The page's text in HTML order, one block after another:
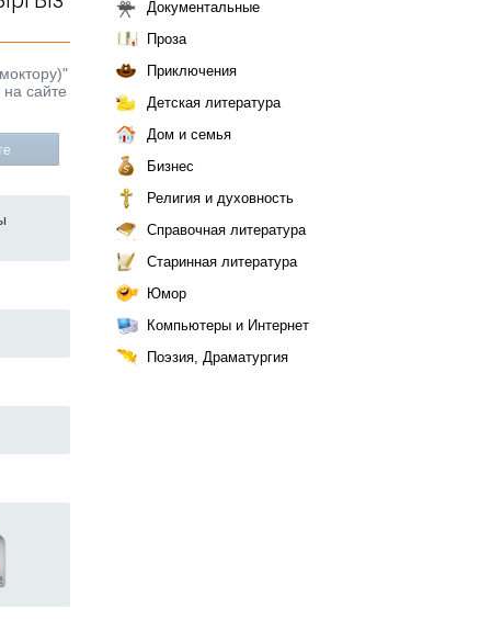
сайте
Документальные
Проза
Приключения
Детская литература
Дом и семья
Бизнес
Религия и духовность
Справочная литература
Старинная литература
Юмор
Компьютеры и Интернет
Поэзия, Драматургия